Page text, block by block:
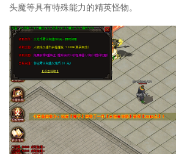
头魔等具有特殊能力的精英怪物。